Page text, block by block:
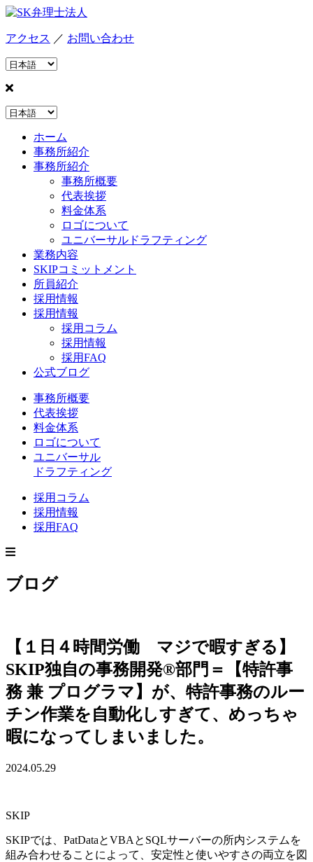
アクセス ／ お問い合わせ
ホーム
事務所紹介
事務所紹介
事務所概要
代表挨拶
料金体系
ロゴについて
ユニバーサルドラフティング
業務内容
SKIPコミットメント
所員紹介
採用情報
採用情報
採用コラム
採用情報
採用FAQ
公式ブログ
事務所概要
代表挨拶
料金体系
ロゴについて
ユニバーサル
ドラフティング
採用コラム
採用情報
採用FAQ
ブログ
【１日４時間労働 マジで暇すぎる】
SKIP独自の事務開発®部門＝【特許事
務 兼 プログラマ】が、特許事務のルー
チン作業を自動化しすぎて、めっちゃ
暇になってしまいました。
2024.05.29
SKIP
SKIPでは、PatDataとVBAとSQLサーバーの所内システムを
組み合わせることによって、安定性と使いやすさの両立を図